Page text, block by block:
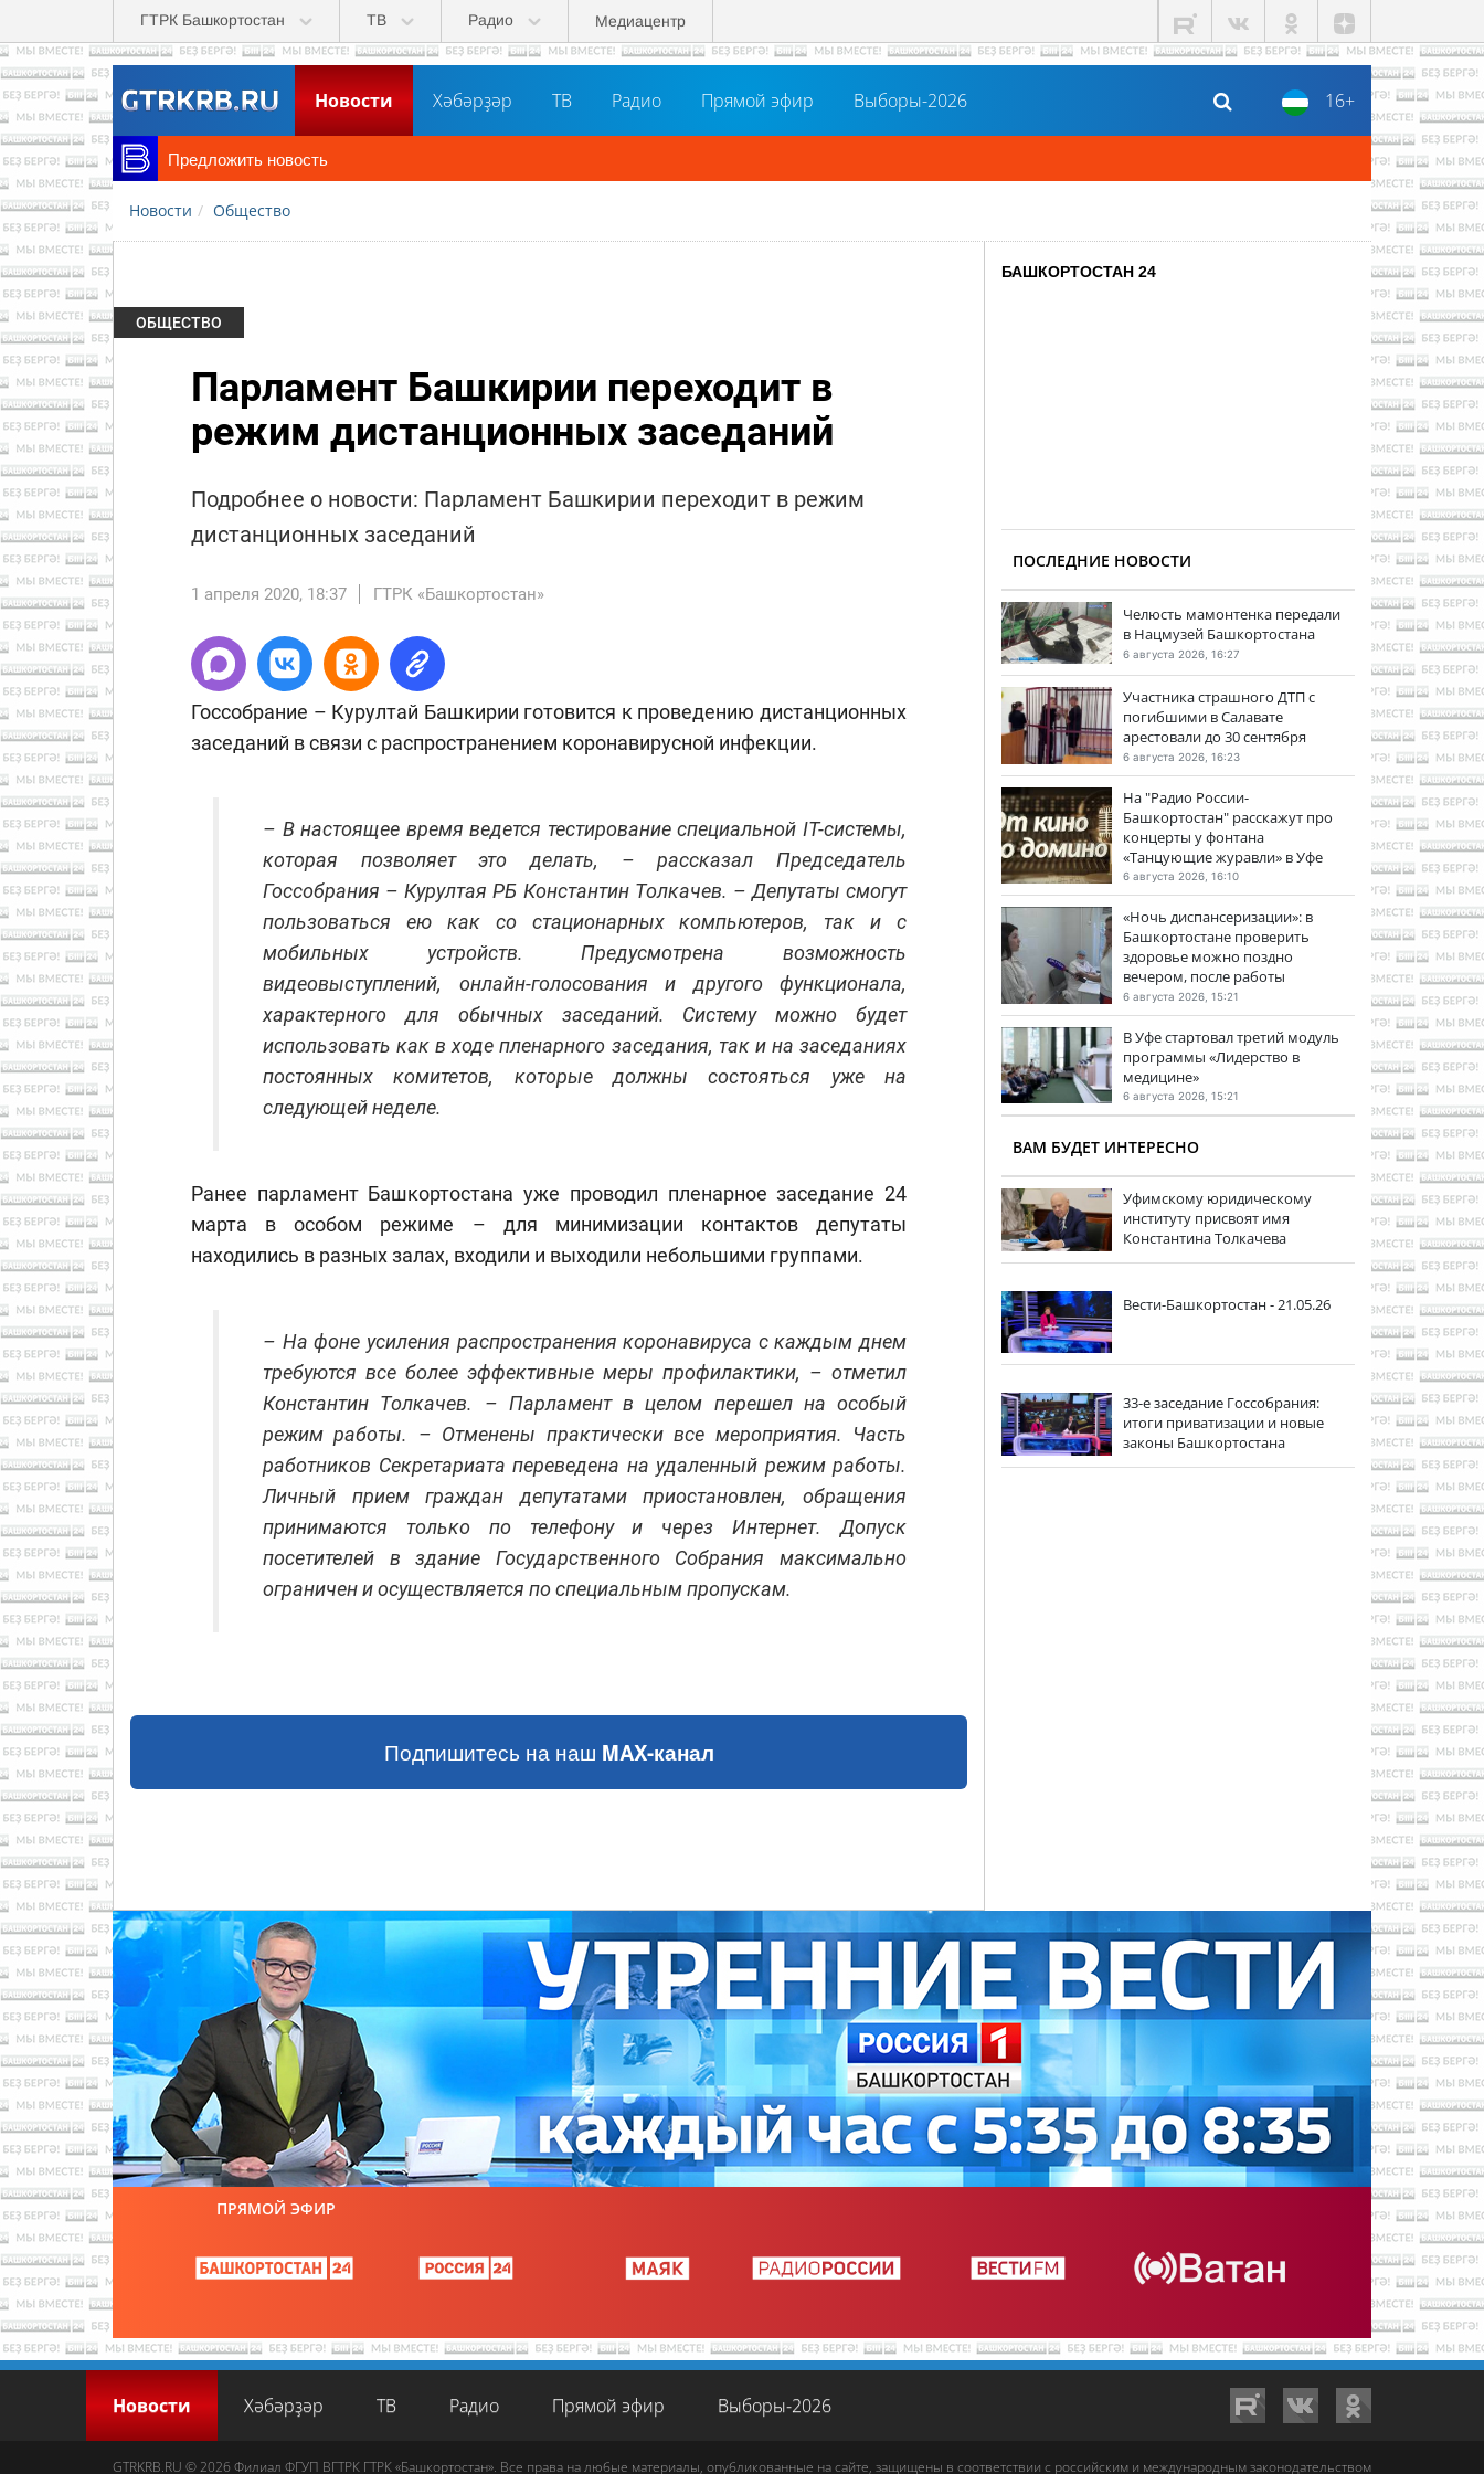
Перейти к основному содержанию
ГТРК Башкортостан ТВ Радио Медиацентр
16+
Новости Хәбәрҙәр ТВ Радио Прямой эфир Выборы-2026
Предложить новость
Новости Общество
ОБЩЕСТВО
Парламент Башкирии переходит в
режим дистанционных заседаний
Подробнее о новости: Парламент Башкирии переходит в режим
дистанционных заседаний
1 апреля 2020, 18:37 ГТРК «Башкортостан»
Госсобрание – Курултай Башкирии готовится к проведению дистанционных
заседаний в связи с распространением коронавирусной инфекции.
– В настоящее время ведется тестирование специальной IT-системы,
которая позволяет это делать, – рассказал Председатель
Госсобрания – Курултая РБ Константин Толкачев. – Депутаты смогут
пользоваться ею как со стационарных компьютеров, так и с
мобильных устройств. Предусмотрена возможность
видеовыступлений, онлайн-голосования и другого функционала,
характерного для обычных заседаний. Систему можно будет
использовать как в ходе пленарного заседания, так и на заседаниях
постоянных комитетов, которые должны состояться уже на
следующей неделе.
Ранее парламент Башкортостана уже проводил пленарное заседание 24
марта в особом режиме – для минимизации контактов депутаты
находились в разных залах, входили и выходили небольшими группами.
– На фоне усиления распространения коронавируса с каждым днем
требуются все более эффективные меры профилактики, – отметил
Константин Толкачев. – Парламент в целом перешел на особый
режим работы. – Отменены практически все мероприятия. Часть
работников Секретариата переведена на удаленный режим работы.
Личный прием граждан депутатами приостановлен, обращения
принимаются только по телефону и через Интернет. Допуск
посетителей в здание Государственного Собрания максимально
ограничен и осуществляется по специальным пропускам.
Подпишитесь на наш MAX-канал
БАШКОРТОСТАН 24
ПОСЛЕДНИЕ НОВОСТИ
Челюсть мамонтенка передали
в Нацмузей Башкортостана
6 августа 2026, 16:27
Участника страшного ДТП с
погибшими в Салавате
арестовали до 30 сентября
6 августа 2026, 16:23
На "Радио России-
Башкортостан" расскажут про
концерты у фонтана
«Танцующие журавли» в Уфе
6 августа 2026, 16:10
«Ночь диспансеризации»: в
Башкортостане проверить
здоровье можно поздно
вечером, после работы
6 августа 2026, 15:21
В Уфе стартовал третий модуль
программы «Лидерство в
медицине»
6 августа 2026, 15:21
ВАМ БУДЕТ ИНТЕРЕСНО
Уфимскому юридическому
институту присвоят имя
Константина Толкачева
Вести-Башкортостан - 21.05.26
33-е заседание Госсобрания:
итоги приватизации и новые
законы Башкортостана
ПРЯМОЙ ЭФИР
Новости Хәбәрҙәр ТВ Радио Прямой эфир Выборы-2026
GTRKRB.RU © 2026 Филиал ФГУП ВГТРК ГТРК «Башкортостан». Все права на любые материалы, опубликованные на сайте, защищены в соответствии с российским и международным законодательством